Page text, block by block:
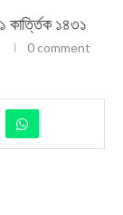
১৪৩১
0 comment